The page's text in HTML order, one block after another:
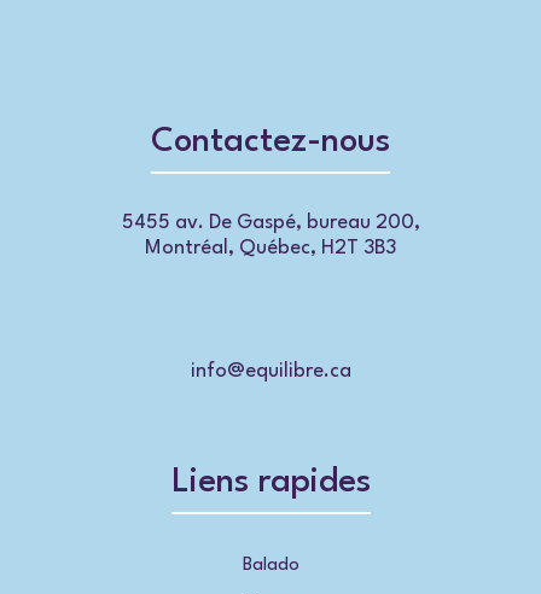
Contactez-nous
5455 av. De Gaspé, bureau 200,
Montréal, Québec, H2T 3B3
info@equilibre.ca
Liens rapides
Balado